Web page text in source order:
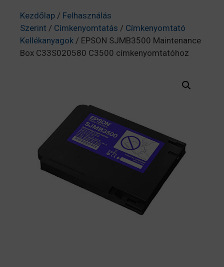
Kezdőlap / Felhasználás
Szerint / Címkenyomtatás / Címkenyomtató
Kellékanyagok / EPSON SJMB3500 Maintenance
Box C33S020580 C3500 címkenyomtatóhoz